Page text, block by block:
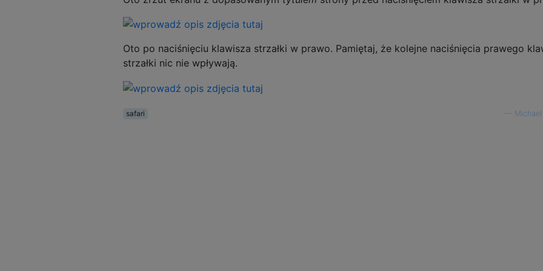
Oto po naciśnięciu klawisza strzałki w prawo. Pamiętaj, że kolejne naciśnięcia prawego
strzałki nic nie wpływają.
safari